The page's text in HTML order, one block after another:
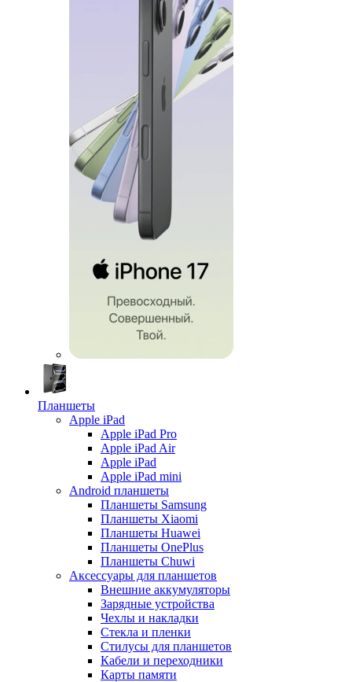
Планшеты
Apple iPad
Apple iPad Pro
Apple iPad Air
Apple iPad
Apple iPad mini
Android планшеты
Планшеты Samsung
Планшеты Xiaomi
Планшеты Huawei
Планшеты OnePlus
Планшеты Chuwi
Аксессуары для планшетов
Внешние аккумуляторы
Зарядные устройства
Чехлы и накладки
Стекла и пленки
Стилусы для планшетов
Кабели и переходники
Карты памяти